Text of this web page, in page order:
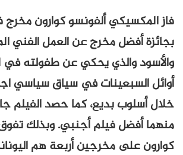
فاز المكسيكي ألفونسو كوارون مخرج
بجائزة أفضل مخرج عن العمل الفني
والأسود والذي يحكي عن طفولته
أوائل السبعينات في سياق سياسي
خلال أسلوب بديع، كما حصد الفيلم
منهما أفضل فيلم أجنبي. وبذلك
كوارون على مخرجين أربعة هم